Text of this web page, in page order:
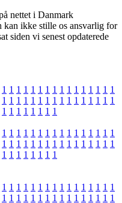
nettet i Danmark
kan ikke stille os ansvarlig for
siden vi senest opdaterede
1 1 1 1 1 1 1 1 1 1 1 1 1 1 1 1
1 1 1 1 1 1 1 1 1 1 1 1 1 1 1 1
1 1 1 1 1 1 1 1
1 1 1 1 1 1 1 1 1 1 1 1 1 1 1 1
1 1 1 1 1 1 1 1 1 1 1 1 1 1 1 1
1 1 1 1 1 1 1 1
1 1 1 1 1 1 1 1 1 1 1 1 1 1 1 1
1 1 1 1 1 1 1 1 1 1 1 1 1 1 1 1